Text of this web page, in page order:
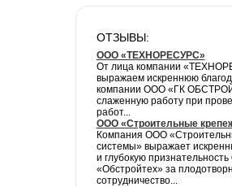
ОТЗЫВЫ:
ООО «ТЕХНОРЕСУРС»
От лица компании
выражаем искреннюю
компании ООО «ГК
слаженную работу при
работ...
ООО «Строительные
Компания ООО
системы» выражает
и глубокую
«Обстройтех» за
сотрудничество...